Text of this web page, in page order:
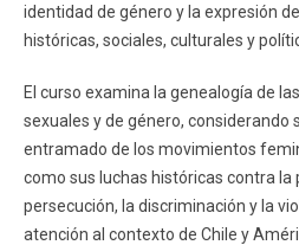
identidad de género y la expresión
históricas, sociales, culturales y
El curso examina la genealogía de
sexuales y de género, considerando
entramado de los movimientos
como sus luchas históricas contra la
persecución, la discriminación y la
atención al contexto de Chile y